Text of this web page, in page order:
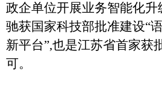
政企单位开展业务智能化
驰获国家科技部批准建设“
新平台”,也是江苏省首家获
可。